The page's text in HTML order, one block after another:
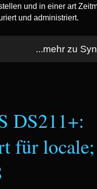
und in einer art
und administriert.
...mehr zu
DS211+:
für locale;